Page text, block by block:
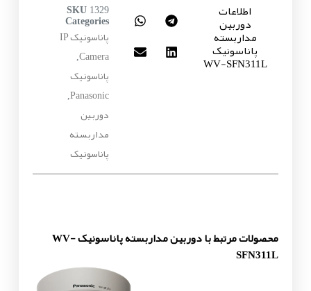
اطلاعات
دوربین
مداربسته
پاناسونیک
WV-SFN311L
SKU 1329
Categories
پاناسونیک IP
Camera
,
پاناسونیک
Panasonic
,
دوربین
مداربسته
پاناسونیک
محصولات مرتبط با دوربین مداربسته پاناسونیک WV-
SFN311L